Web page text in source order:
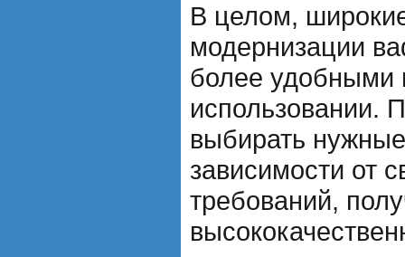
В целом,
модернизации
более удобными
использовании.
выбирать
зависимости от
требований,